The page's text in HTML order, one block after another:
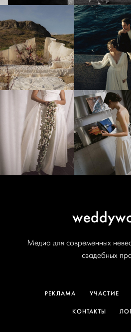
Медиа для современных
свадебных
РЕКЛАМА УЧАСТИЕ
КОНТАКТЫ